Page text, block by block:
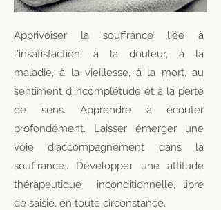
Apprivoiser la souffrance liée à
l'insatisfaction, à la douleur, à la
maladie, à la vieillesse, à la mort, au
sentiment d'incomplétude et à la perte
de sens. Apprendre à écouter
profondément. Laisser émerger une
voie d'accompagnement dans la
souffrance,. Développer une attitude
thérapeutique inconditionnelle, libre
de saisie, en toute circonstance.